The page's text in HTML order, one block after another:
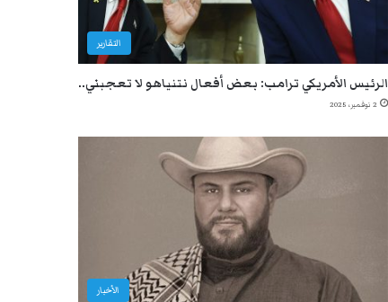
التقارير
الرئيس الأمريكي ترامب: بعض أفعال نتنياهو لا تعجبني..
2 نوفمبر، 2025
الأخبار